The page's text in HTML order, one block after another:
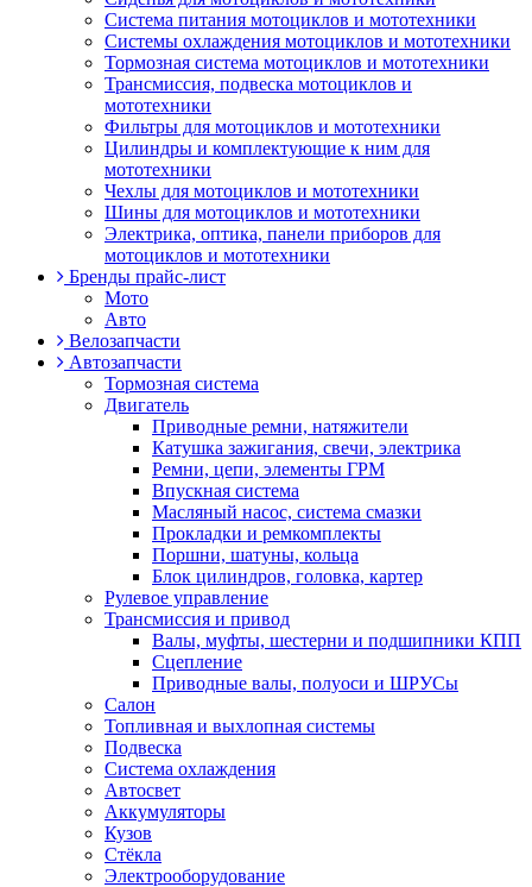
Система питания мотоциклов и мототехники
Системы охлаждения мотоциклов и мототехники
Тормозная система мотоциклов и мототехники
Трансмиссия, подвеска мотоциклов и
мототехники
Фильтры для мотоциклов и мототехники
Цилиндры и комплектующие к ним для
мототехники
Чехлы для мотоциклов и мототехники
Шины для мотоциклов и мототехники
Электрика, оптика, панели приборов для
мотоциклов и мототехники
Бренды прайс-лист
Мото
Авто
Велозапчасти
Автозапчасти
Тормозная система
Двигатель
Приводные ремни, натяжители
Катушка зажигания, свечи, электрика
Ремни, цепи, элементы ГРМ
Впускная система
Масляный насос, система смазки
Прокладки и ремкомплекты
Поршни, шатуны, кольца
Блок цилиндров, головка, картер
Рулевое управление
Трансмиссия и привод
Валы, муфты, шестерни и подшипники КПП
Сцепление
Приводные валы, полуоси и ШРУСы
Салон
Топливная и выхлопная системы
Подвеска
Система охлаждения
Автосвет
Аккумуляторы
Кузов
Стёкла
Электрооборудование